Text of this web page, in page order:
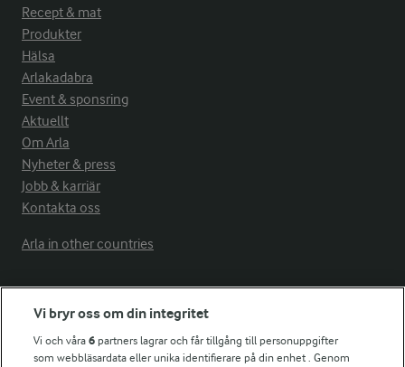
Recept & mat
Produkter
Hälsa
Arlakadabra
Event & sponsring
Aktuellt
Om Arla
Nyheter & press
Jobb & karriär
Kontakta oss
Arla in other countries
Fler Arlasajter
För ägare
Vi bryr oss om din integritet
Vi och våra6 partners lagrar och får tillgång till personuppgifter
som webbläsardata eller unika identifierare på din enhet . Genom